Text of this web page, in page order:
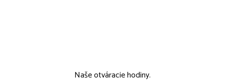
Naše otváracie hodiny.